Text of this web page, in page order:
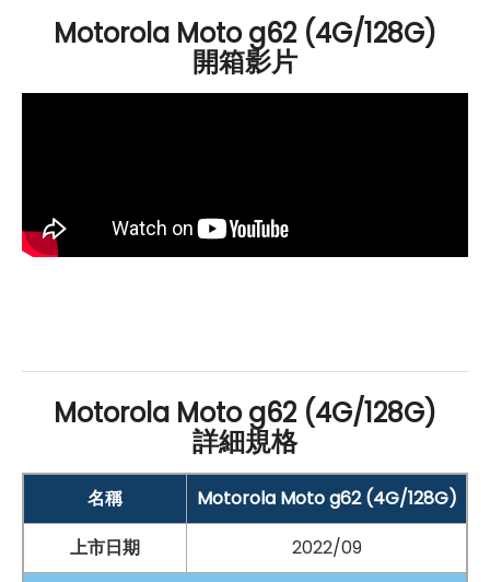
ThinkShield for Mobile 安全系統，保護您的隱私和使用
安全性。總的來說，這款手機結合了強大的性能、優質的
螢幕、多功能的相機系統和安全性保護，是一款值得考慮
Motorola moto g62 5G 規格特色介紹
作業系統：
5G與雙卡雙待
Wi-Fi5、藍牙 5.1、NFC
6.5 吋2,400 x 1,080pixels 解析度
IPS 螢幕
120Hz螢幕更新率
處理器與儲存：
Motorola Moto g62 (4G/128G)
開箱影片
Motorola Moto g62 (4G/128G)
詳細規格
名稱
Motorola Moto g62 (4G/128G)
上市日期
2022/09